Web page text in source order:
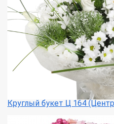
Круглый букет Ц 164